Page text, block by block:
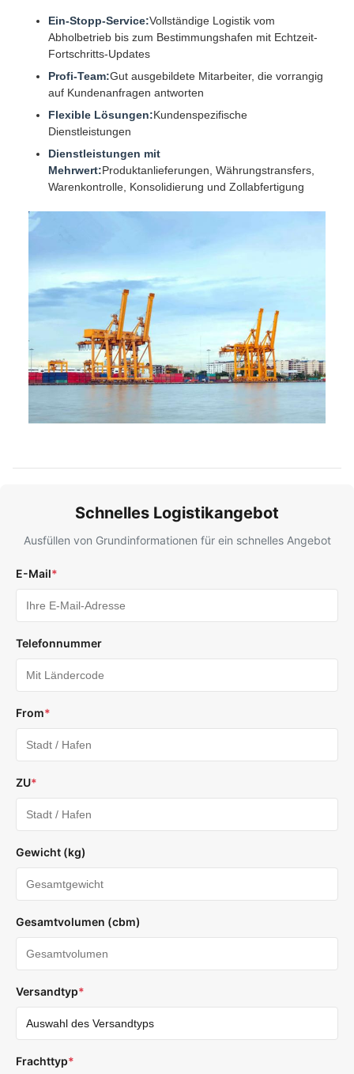
Ein-Stopp-Service:Vollständige Logistik vom
Abholbetrieb bis zum Bestimmungshafen mit Echtzeit-
Fortschritts-Updates
Profi-Team:Gut ausgebildete Mitarbeiter, die vorrangig
auf Kundenanfragen antworten
Flexible Lösungen:Kundenspezifische
Dienstleistungen
Dienstleistungen mit
Mehrwert:Produktanlieferungen, Währungstransfers,
Warenkontrolle, Konsolidierung und Zollabfertigung
Schnelles Logistikangebot
Ausfüllen von Grundinformationen für ein schnelles Angebot
E-Mail*
Telefonnummer
From*
ZU*
Gewicht (kg)
Gesamtvolumen (cbm)
Versandtyp*
Frachttyp*